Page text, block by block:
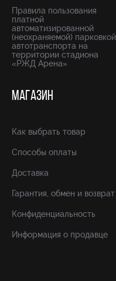
Правила пользования
платной
автоматизированной
(неохраняемой) парковкой
автотранспорта на
территории стадиона
«РЖД Арена»
МАГАЗИН
Как выбрать товар
Способы оплаты
Доставка
Гарантия, обмен и возврат
Конфиденциальность
Информация о продавце